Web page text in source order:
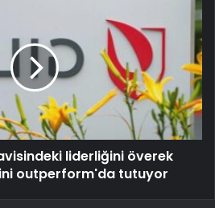
liderliğini överek
outperform'da tutuyor